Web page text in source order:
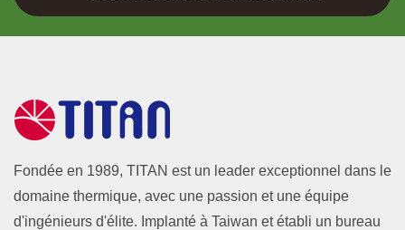
Fondée en 1989, TITAN est un leader exceptionnel dans le
domaine thermique, avec une passion et une équipe
d'ingénieurs d'élite. Implanté à Taiwan et établi un bureau